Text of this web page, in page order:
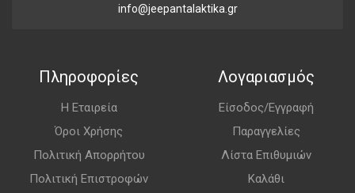
info@jeepantalaktika.gr
Πληροφορίες
Η Εταιρεία
Όροι Χρήσης
Πολιτική Απορρήτου
Πολιτική Επιστροφών
Λογαριασμός
Είσοδος/Εγγραφή
Παραγγελίες
Λίστα Επιθυμιών
Καλάθι